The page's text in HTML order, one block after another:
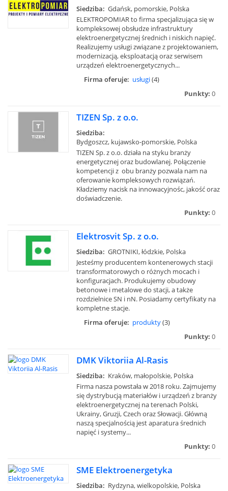
Siedziba: Gdańsk, pomorskie, Polska
ELEKTROPOMIAR to firma specjalizująca się w
kompleksowej obsłudze infrastruktury
elektroenergetycznej średnich i niskich napięć.
Realizujemy usługi związane z projektowaniem,
modernizacją, eksploatacją oraz serwisem
urządzeń elektroenergetycznych...
Firma oferuje: usługi(4)
Punkty: 0
TIZEN Sp. z o.o.
Siedziba:
Bydgoszcz, kujawsko-pomorskie, Polska
TIZEN Sp. z o.o. działa na styku branży
energetycznej oraz budowlanej. Połączenie
kompetencji z obu branży pozwala nam na
oferowanie kompleksowych rozwiązań.
Kładziemy nacisk na innowacyjnośc, jakość oraz
doświadczenie.
Punkty: 0
Elektrosvit Sp. z o.o.
Siedziba: GROTNIKI, łódzkie, Polska
Jesteśmy producentem kontenerowych stacji
transformatorowych o różnych mocach i
konfiguracjach. Produkujemy obudowy
betonowe i metalowe do stacji, a także
rozdzielnice SN i nN. Posiadamy certyfikaty na
kompletne stacje.
Firma oferuje: produkty(3)
Punkty: 0
DMK Viktoriia Al-Rasis
Siedziba: Kraków, małopolskie, Polska
Firma nasza powstała w 2018 roku. Zajmujemy
się dystrybucją materiałów i urządzeń z branży
elektroenergetycznej na terenach Polski,
Ukrainy, Gruzji, Czech oraz Słowacji. Główną
naszą specjalnością jest aparatura średnich
napięć i systemy...
Punkty: 0
SME Elektroenergetyka
Siedziba: Rydzyna, wielkopolskie, Polska